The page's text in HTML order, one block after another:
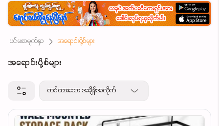
ပင်မစာမျက်နှာ အရောင်းပို့စ်များ
အရောင်းပို့စ်များ
တင်ထားသော အချိန်အလိုက်